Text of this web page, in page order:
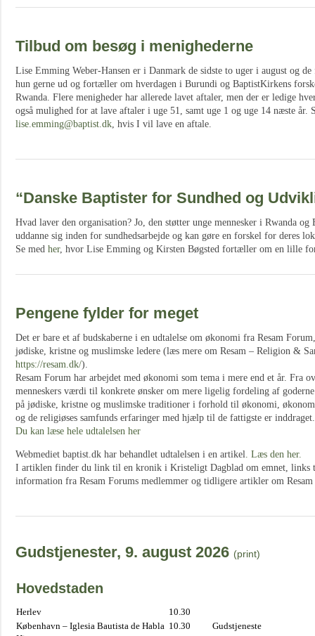
Tilbud om besøg i menighederne
Lise Emming Weber-Hansen er i Danmark de sidste to uger i august og
hun gerne ud og fortæller om hverdagen i Burundi og BaptistKirkens
Rwanda. Flere menigheder har allerede lavet aftaler, men der er ledige
også mulighed for at lave aftaler i uge 51, samt uge 1 og uge 14 næste år.
lise.emming@baptist.dk, hvis I vil lave en aftale.
“Danske Baptister for Sundhed og
Hvad laver den organisation? Jo, den støtter unge mennesker i Rwanda
uddanne sig inden for sundhedsarbejde og kan gøre en forskel for deres
Se med her, hvor Lise Emming og Kirsten Bøgsted fortæller om en lille
Pengene fylder for meget
Det er bare et af budskaberne i en udtalelse om økonomi fra Resam
jødiske, kristne og muslimske ledere (læs mere om Resam – Religion &
https://resam.dk/).
Resam Forum har arbejdet med økonomi som tema i mere end et år. Fra
menneskers værdi til konkrete ønsker om mere ligelig fordeling af
på jødiske, kristne og muslimske traditioner i forhold til økonomi,
og de religiøses samfunds erfaringer med hjælp til de fattigste er inddraget.
Du kan læse hele udtalelsen her
Webmediet baptist.dk har behandlet udtalelsen i en artikel. Læs den her.
I artiklen finder du link til en kronik i Kristeligt Dagblad om emnet, links
information fra Resam Forums medlemmer og tidligere artikler om
Gudstjenester, 9. august 2026 (print)
Hovedstaden
Herlev
10.30
København – Iglesia Bautista de Habla 10.30 Gudstjeneste